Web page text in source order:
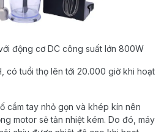
động cơ DC công suất lớn 800W
có tuổi thọ lên tới 20.000 giờ khi hoạt
cầm tay nhỏ gọn và khép kín nên
motor sẽ tản nhiệt kém. Do đó, máy